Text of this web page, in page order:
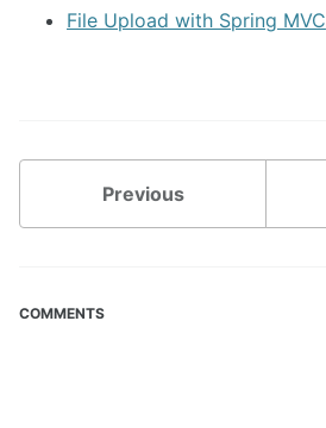
File Upload with Spring MVC
Previous
COMMENTS